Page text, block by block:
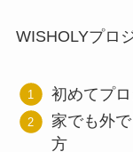
WISHOLYプロ
初めてプ
家でも外
方